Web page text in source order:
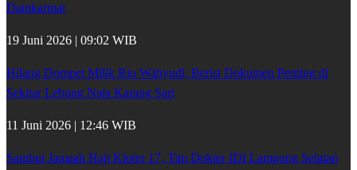
Damkarmat
19 Juni 2026 | 09:02 WIB
Hilang Dompet Milik Rio Wahyudi, Berisi Dokumen Penting di
Sekitar Lebung Nala Karang Sari
11 Juni 2026 | 12:46 WIB
Sambut Jamaah Haji Kloter 17, Tim Dokter IDI Lampung Selatan